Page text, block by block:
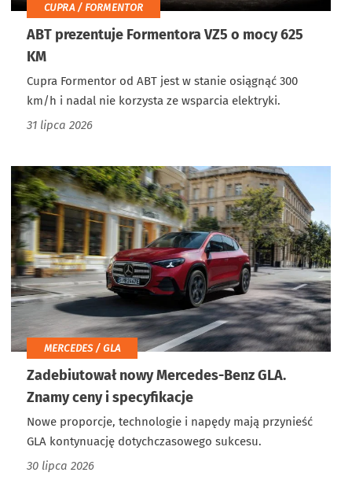
CUPRA / FORMENTOR
ABT prezentuje Formentora VZ5 o mocy 625
KM
Cupra Formentor od ABT jest w stanie osiągnąć 300
km/h i nadal nie korzysta ze wsparcia elektryki.
31 lipca 2026
MERCEDES / GLA
Zadebiutował nowy Mercedes-Benz GLA.
Znamy ceny i specyfikacje
Nowe proporcje, technologie i napędy mają przynieść
GLA kontynuację dotychczasowego sukcesu.
30 lipca 2026